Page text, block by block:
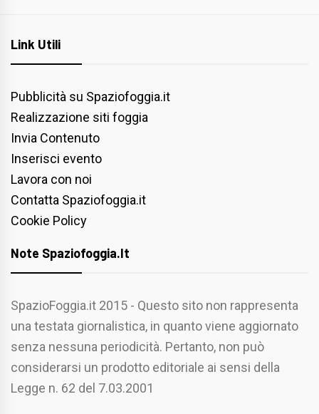
Link Utili
Pubblicità su Spaziofoggia.it
Realizzazione siti foggia
Invia Contenuto
Inserisci evento
Lavora con noi
Contatta Spaziofoggia.it
Cookie Policy
Note Spaziofoggia.it
SpazioFoggia.it 2015 - Questo sito non rappresenta
una testata giornalistica, in quanto viene aggiornato
senza nessuna periodicità. Pertanto, non può
considerarsi un prodotto editoriale ai sensi della
Legge n. 62 del 7.03.2001